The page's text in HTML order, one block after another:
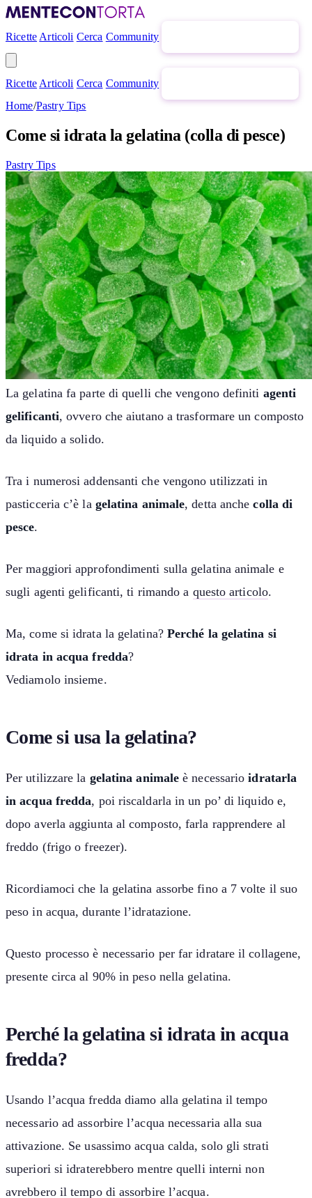
Ricette Articoli Cerca Community
Ricette Articoli Cerca Community
Home/Pastry Tips
Come si idrata la gelatina (colla di pesce)
Pastry Tips
La gelatina fa parte di quelli che vengono definiti agenti
gelificanti, ovvero che aiutano a trasformare un composto
da liquido a solido.
Tra i numerosi addensanti che vengono utilizzati in
pasticceria c’è la gelatina animale, detta anchecolla di
pesce.
Per maggiori approfondimenti sulla gelatina animale e
sugli agenti gelificanti, ti rimando a questo articolo.
Ma, come si idrata la gelatina? Perché la gelatina si
idrata in acqua fredda?
Vediamolo insieme.
Come si usa la gelatina?
Per utilizzare la gelatina animale è necessarioidratarla
in acqua fredda, poi riscaldarla in un po’ di liquido e,
dopo averla aggiunta al composto, farla rapprendere al
freddo (frigo o freezer).
Ricordiamoci che la gelatina assorbe fino a 7 volte il suo
peso in acqua, durante l’idratazione.
Questo processo è necessario per far idratare il collagene,
presente circa al 90% in peso nella gelatina.
Perché la gelatina si idrata in acqua
fredda?
Usando l’acqua fredda diamo alla gelatina il tempo
necessario ad assorbire l’acqua necessaria alla sua
attivazione. Se usassimo acqua calda, solo gli strati
superiori si idraterebbero mentre quelli interni non
avrebbero il tempo di assorbire l’acqua.